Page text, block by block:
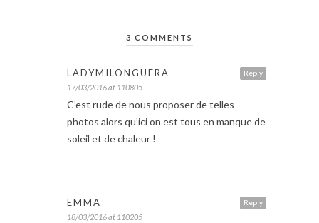
3 COMMENTS
Reply
LADYMILONGUERA
17/03/2016 at 110805
C’est rude de nous proposer de telles
photos alors qu’ici on est tous en manque de
soleil et de chaleur !
Reply
EMMA
18/03/2016 at 110205